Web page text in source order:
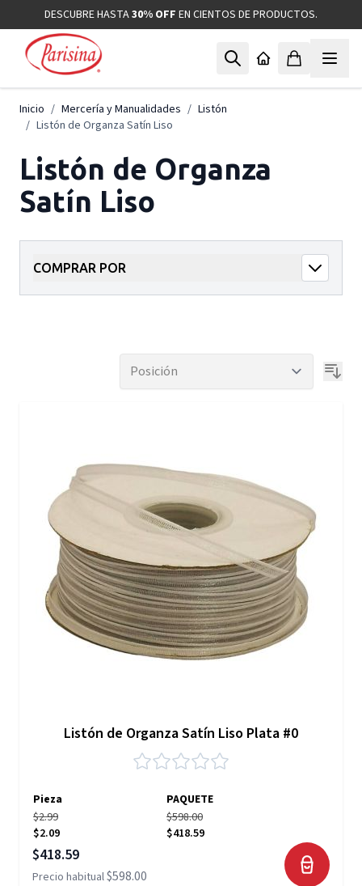
Ir al contenidoDESCUBRE HASTA30% OFF EN CIENTOS DE PRODUCTOS.
Inicio / Mercería y Manualidades / Listón
/ Listón de Organza Satín Liso
Listón de Organza
Satín Liso
COMPRAR POR
Listón de Organza Satín Liso Plata #0
Pieza
PAQUETE
$2.99
$2.09
$598.00
$418.59
Precio especial
$418.59
Precio habitual$598.00